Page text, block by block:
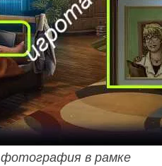
фотография в рамке